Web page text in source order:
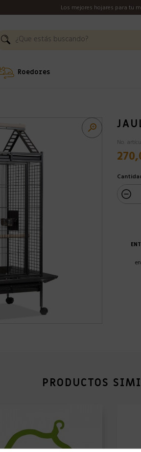
Los mejores hojares para tu
Roedores

No.
PRODUCTOS